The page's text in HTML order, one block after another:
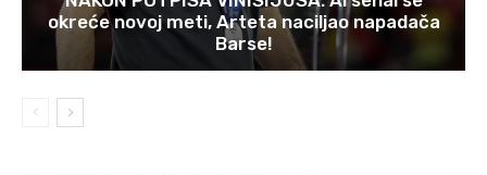
okreće novoj meti, Arteta naciljao napadača
Barse!